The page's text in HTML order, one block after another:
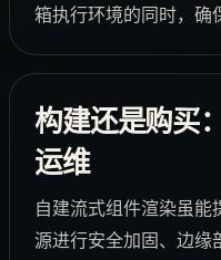
箱执行环境的同时，确
构建还是购买
运维
自建流式组件渲染虽
源进行安全加固、边缘